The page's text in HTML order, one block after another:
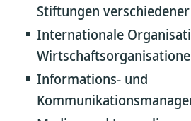
Stiftungen
Internationale
Informations- und